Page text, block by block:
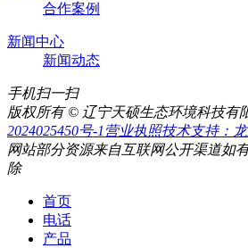
合作案例
新闻中心
新闻动态
手机扫一扫
版权所有 © 辽宁天硕生态环境科技有
2024025450号-1 营业执照技术支持：
网站部分资源来自互联网公开渠道如
除
首页
电话
产品